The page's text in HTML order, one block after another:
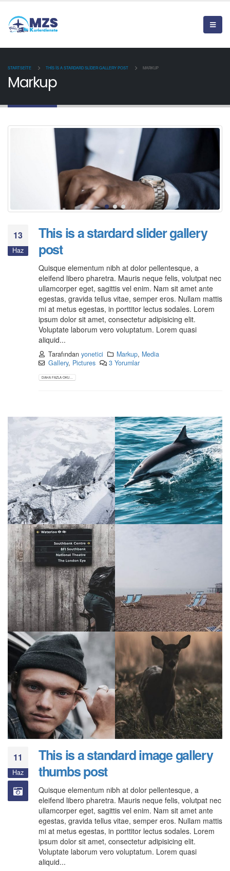
STARTSEITE THIS IS A STARDARD SLIDER GALLERY POST MARKUP
Markup
13
Haz
This is a stardard slider gallery
post
Quisque elementum nibh at dolor pellentesque, a
eleifend libero pharetra. Mauris neque felis, volutpat nec
ullamcorper eget, sagittis vel enim. Nam sit amet ante
egestas, gravida tellus vitae, semper eros. Nullam mattis
mi at metus egestas, in porttitor lectus sodales. Lorem
ipsum dolor sit amet, consectetur adipisicing elit.
Voluptate laborum vero voluptatum. Lorem quasi
aliquid...
Tarafından yonetici Markup, Media
Gallery, Pictures 3 Yorumlar
DAHA FAZLA OKU...
11
Haz
This is a standard image gallery
thumbs post
Quisque elementum nibh at dolor pellentesque, a
eleifend libero pharetra. Mauris neque felis, volutpat nec
ullamcorper eget, sagittis vel enim. Nam sit amet ante
egestas, gravida tellus vitae, semper eros. Nullam mattis
mi at metus egestas, in porttitor lectus sodales. Lorem
ipsum dolor sit amet, consectetur adipisicing elit.
Voluptate laborum vero voluptatum. Lorem quasi
aliquid...